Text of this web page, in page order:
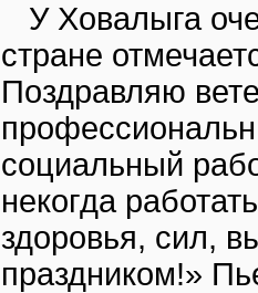
У Ховалыга
стране
Поздравляю
социальный
некогда
здоровья, сил,
праздником!»